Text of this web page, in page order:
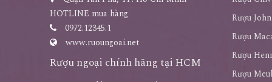
HOTLINE mua hàng
0972.12345.1
www.ruoungoai.net
Rượu ngoại chính hãng tại HCM
Rượu
Rượu
Rượu
Rượu